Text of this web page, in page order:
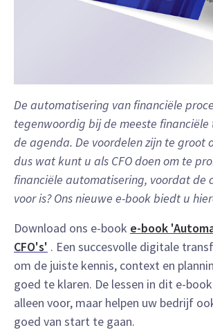
De automatisering van financiële
tegenwoordig bij de meeste financiële
de agenda. De voordelen zijn te groot
dus wat kunt u als CFO doen om te
financiële automatisering, voordat de
voor is? Ons nieuwe e-book biedt u
Download ons e-book e-book
CFO's' . Een succesvolle digitale
om de juiste kennis, context en
goed te klaren. De lessen in dit e-
alleen voor, maar helpen uw bedrijf
goed van start te gaan.